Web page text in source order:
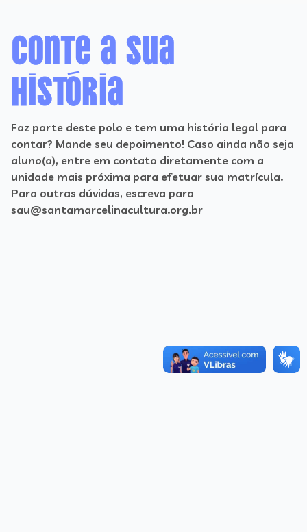
Conte a sua
história
Faz parte deste polo e tem uma história legal para
contar? Mande seu depoimento! Caso ainda não seja
aluno(a), entre em contato diretamente com a
unidade mais próxima para efetuar sua matrícula.
Para outras dúvidas, escreva para
sau@santamarcelinacultura.org.br